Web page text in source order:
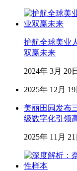
护航全球美业
双赢未来
2024年 3月 20日
2025年 12月 19
美丽田园发布
级数字化引领
2025年 11月 21